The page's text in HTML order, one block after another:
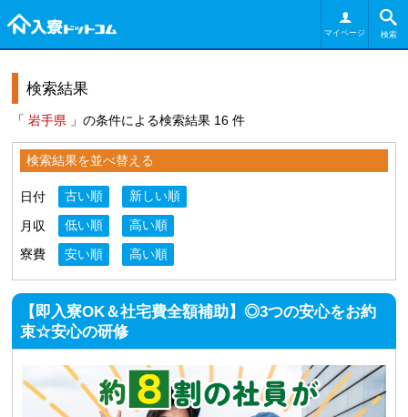
検索
マイページ
検索結果
「 岩手県 」の条件による検索結果 16 件
検索結果を並べ替える
日付 古い順
新しい順
月収
低い順
高い順
寮費
安い順 高い順
【即入寮OK＆社宅費全額補助】◎3つの安心をお約
束☆安心の研修